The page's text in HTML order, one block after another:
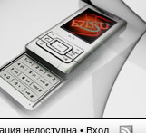
недоступна • Вход